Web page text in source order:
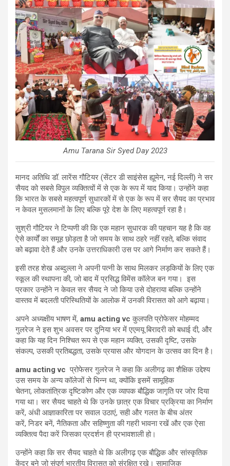
Amu Tarana Sir Syed Day 2023
मानद अतिथि डॉ. लारेंस गौटियर (सेंटर डी साइंसेस ह्यूमेन,नई दिल्ली) ने सर
सैयद को सबसे विपुल व्यक्तित्वों में से एक के रूप में याद किया। उन्होंने कहा
कि भारत के सबसे महत्वपूर्ण सुधारकों में से एक के रूप में सर सैयद का प्रभाव
न केवल मुसलमानों के लिए बल्कि पूरे देश के लिए महत्वपूर्ण रहा है।
सुश्री गौटियर ने टिप्पणी की कि एक महान सुधारक की पहचान यह है कि वह
ऐसे कार्यों का समूह छोड़ता है जो समय के साथ ठहरे नहीं रहते,बल्कि संवाद
को बढ़ावा देते हैं और उनके उत्तराधिकारी उस पर आगे निर्माण कर सकते हैं।
इसी तरह शेख अब्दुल्ला ने अपनी पत्नी के साथ मिलकर लड़कियों के लिए एक
स्कूल की स्थापना की,जो बाद में प्रसिद्ध विमेंस कॉलेज बन गया। इस
प्रकार उन्होंने न केवल सर सैयद ने जो किया उसे दोहराया बल्कि उन्होंने
वास्तव में बदलती परिस्थितियों के आलोक में उनकी विरासत को आगे बढ़ाया।
अपने अध्यक्षीय भाषण में, amu acting vc कुलपति प्रोफेसर मोहम्मद
गुलरेज ने इस शुभ अवसर पर दुनिया भर में एएमयू बिरादरी को बधाई दी, और
कहा कि यह दिन निश्चित रूप से एक महान व्यक्ति,उसकी दृष्टि,उसके
संकल्प,उसकी प्रतिबद्धता,उसके प्रयास और योगदान के उत्सव का दिन है।
amu acting vc प्रोफेसर गुलरेज ने कहा कि अलीगढ़ का शैक्षिक उद्देश्य
उस समय के अन्य कॉलेजों से भिन्न था,क्योंकि इसमें सामूहिक
चेतना,लोकतांत्रिक दृष्टिकोण और एक व्यापक बौद्धिक जागृति पर जोर दिया
गया था। सर सैयद चाहते थे कि उनके छात्र एक विचार प्रक्रिया का निर्माण
करें, अंधी आज्ञाकारिता पर सवाल उठाएं,सही और गलत के बीच अंतर
करें,निडर बनें,नैतिकता और सहिष्णुता की गहरी भावना रखें और एक ऐसा
व्यक्तित्व पैदा करें जिसका प्रदर्शन ही प्रभावशाली हो।
उन्होंने कहा कि सर सैयद चाहते थे कि अलीगढ़ एक बौद्धिक और सांस्कृतिक
केंद्र बने जो संपूर्ण भारतीय विरासत को संरक्षित रखे। सामाजिक